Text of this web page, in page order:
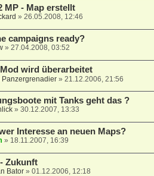
MP - Map erstellt
» 26.05.2008, 12:46
campaigns ready?
» 27.04.2008, 03:52
Mod wird überarbeitet
Panzergrenadier» 21.12.2006, 21:56
mit Tanks geht das ?
» 30.12.2007, 13:33
Interesse an neuen Maps?
» 18.11.2007, 16:39
Zukunft
Bator» 01.12.2006, 12:18